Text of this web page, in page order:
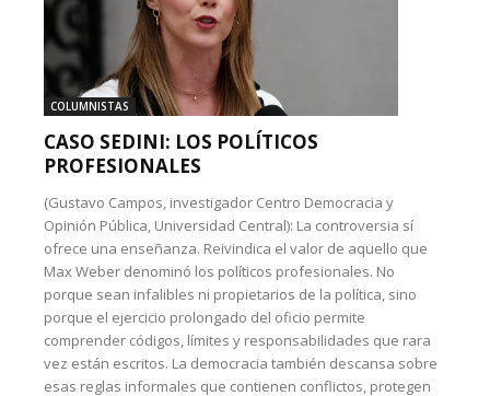
COLUMNISTAS
CASO SEDINI: LOS POLÍTICOS
PROFESIONALES
(Gustavo Campos, investigador Centro Democracia y
Opinión Pública, Universidad Central): La controversia sí
ofrece una enseñanza. Reivindica el valor de aquello que
Max Weber denominó los políticos profesionales. No
porque sean infalibles ni propietarios de la política, sino
porque el ejercicio prolongado del oficio permite
comprender códigos, límites y responsabilidades que rara
vez están escritos. La democracia también descansa sobre
esas reglas informales que contienen conflictos, protegen